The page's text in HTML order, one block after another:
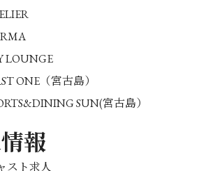
LOUNGE
ONE（宮古島）
SUN(宮古島）
報
スト求人